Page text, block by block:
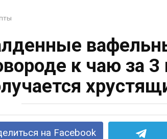
к чаю за
на Facebook